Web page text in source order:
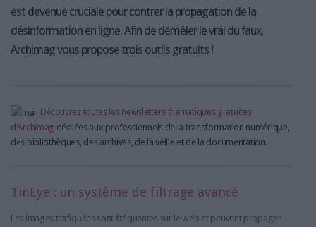
est devenue cruciale pour contrer la propagation de la
désinformation en ligne. Afin de démêler le vrai du faux,
Archimag vous propose trois outils gratuits !
Découvrez toutes les newsletters thématiques gratuites
d'Archimag dédiées aux professionnels de la transformation numérique,
des bibliothèques, des archives, de la veille et de la documentation.
TinEye : un système de filtrage avancé
Les images trafiquées sont fréquentes sur le web et peuvent propager